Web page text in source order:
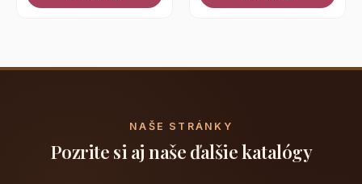
NAŠE STRÁNKY
Pozrite si aj naše ďalšie katalógy